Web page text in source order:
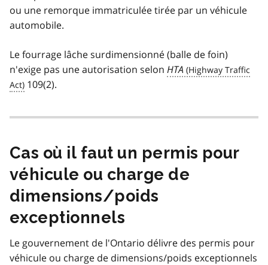
ou une remorque immatriculée tirée par un véhicule
automobile.
Le fourrage lâche surdimensionné (balle de foin)
n'exige pas une autorisation selon HTA
109(2).
Cas où il faut un permis pour
véhicule ou charge de
dimensions/poids
exceptionnels
Le gouvernement de l'Ontario délivre des permis pour
véhicule ou charge de dimensions/poids exceptionnels